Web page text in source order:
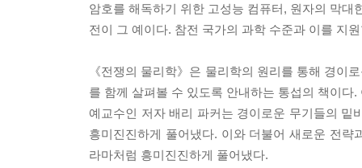
암호를 해독하기 위한 고성능 컴퓨터, 원자의 막
전이 그 예이다. 참전 국가의 과학 수준과 이를 지
《전쟁의 물리학》은 물리학의 원리를 통해 경이
를 함께 살펴볼 수 있도록 안내하는 통섭의 책이
예교수인 저자 배리 파커는 경이로운 무기들의
흥미진진하게 풀어냈다. 이와 더불어 새로운 전
라마처럼 흥미진진하게 풀어냈다.